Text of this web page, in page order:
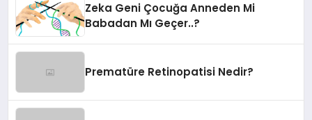
Zeka Geni Çocuğa Anneden Mi
Babadan Mı Geçer..?
Prematüre Retinopatisi Nedir?